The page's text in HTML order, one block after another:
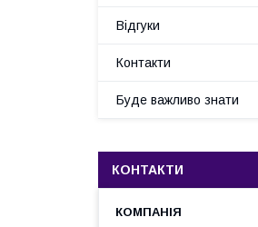
Відгуки
Контакти
Буде важливо знати
КОНТАКТИ